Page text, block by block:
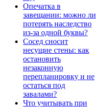
Опечатка в
завещании: можно ли
потерять наследство
из-за одной буквы?
Сосед сносит
несущие стены: как
остановить
незаконную
перепланировку и не
остаться под
завалами?
Что учитывать при